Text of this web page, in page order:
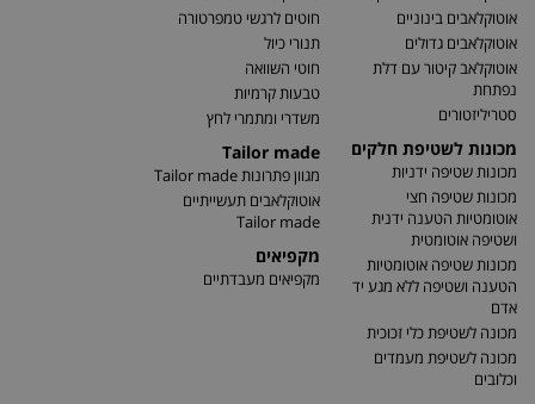
אוטוקלאבים בינוניים
אוטוקלאבים גדולים
אוטוקלאב קיטור עם דלת
נפתחת
סטריליזטורים
מכונות לשטיפת חלקים
מכונות שטיפה ידניות
מכונות שטיפה חצי
אוטומטיות הטענה ידנית
ושטיפה אוטומטית
מכונות שטיפה אוטומטיות
הטענה ושטיפה ללא מגע יד
אדם
מכונה לשטיפת כלי זכוכית
מכונה לשטיפת מעמדים
וכלובים
חוטים לרגשי טמפרטורה
תנורי כיול
חוטי השוואה
טבעות קרמיות
משדרי ומתמרי לחץ
Tailor made
מגוון פתרונות Tailor made
אוטוקלאבים תעשייתיים
Tailor made
מקפיאים
מקפיאים מעבדתיים